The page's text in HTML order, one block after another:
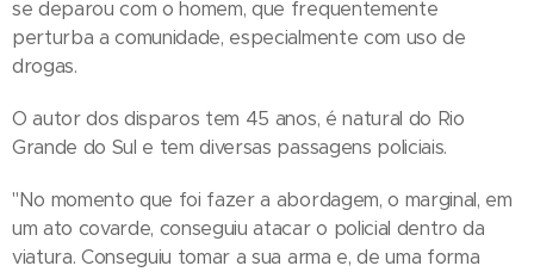
se deparou com o homem, que frequentemente
perturba a comunidade, especialmente com uso de
drogas.
O autor dos disparos tem 45 anos, é natural do Rio
Grande do Sul e tem diversas passagens policiais.
"No momento que foi fazer a abordagem, o marginal, em
um ato covarde, conseguiu atacar o policial dentro da
viatura. Conseguiu tomar a sua arma e, de uma forma